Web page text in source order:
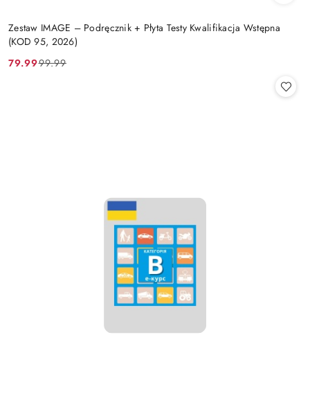
Zestaw IMAGE – Podręcznik + Płyta Testy Kwalifikacja Wstępna
(KOD 95, 2026)
Cena
79.99
Cena
99.99